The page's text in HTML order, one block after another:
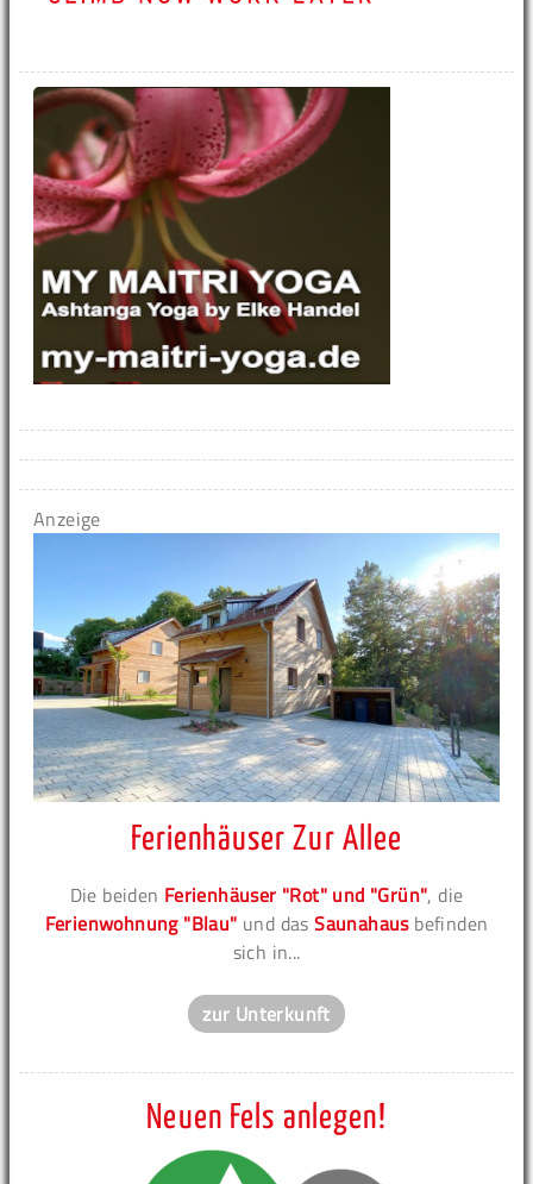
Anzeige
Ferienhäuser Zur Allee
Die beiden Ferienhäuser "Rot" und "Grün", die
Ferienwohnung "Blau" und dasSaunahausbefinden
sich in...
zur Unterkunft
Neuen Fels anlegen!